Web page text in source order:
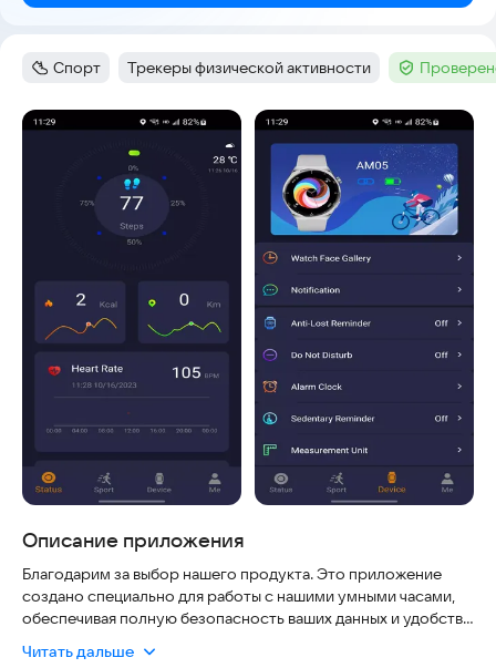
Категория
Спорт Тег:
Трекеры физической активности Тег :
Скриншоты
Описание приложения
Благодарим за выбор нашего продукта. Это приложение
создано специально для работы с нашими умными часами,
обеспечивая полную безопасность ваших данных и удобство
и надежность синхронизации, чтобы вы могли доверять
Читать дальше